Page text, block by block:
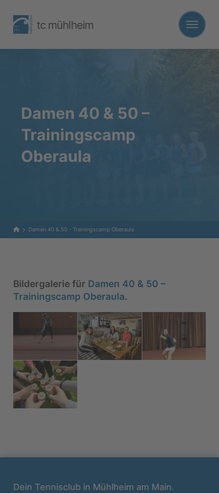
tc mühlheim
Damen 40 & 50 –
Trainingscamp
Oberaula
HomeDamen 40 & 50 - Trainingscamp Oberaula
Bildergalerie für Damen 40 & 50 –
Trainingscamp Oberaula.
Dein Tennisclub in Mühlheim am Main.